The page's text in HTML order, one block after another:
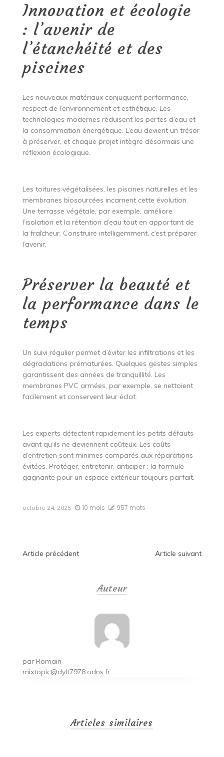
Innovation et écologie
: l’avenir de
l’étanchéité et des
piscines
Les nouveaux matériaux conjuguent performance,
respect de l’environnement et esthétique. Les
technologies modernes réduisent les pertes d’eau et
la consommation énergétique. L’eau devient un trésor
à préserver, et chaque projet intègre désormais une
réflexion écologique.
Les toitures végétalisées, les piscines naturelles et les
membranes biosourcées incarnent cette évolution.
Une terrasse végétale, par exemple, améliore
l’isolation et la rétention d’eau tout en apportant de
la fraîcheur. Construire intelligemment, c’est préparer
l’avenir.
Préserver la beauté et
la performance dans le
temps
Un suivi régulier permet d’éviter les infiltrations et les
dégradations prématurées. Quelques gestes simples
garantissent des années de tranquillité. Les
membranes PVC armées, par exemple, se nettoient
facilement et conservent leur éclat.
Les experts détectent rapidement les petits défauts
avant qu’ils ne deviennent coûteux. Les coûts
d’entretien sont minimes comparés aux réparations
évitées. Protéger, entretenir, anticiper : la formule
gagnante pour un espace extérieur toujours parfait.
octobre 24, 2025 10 mois 957 mots
Navigation
Article précédent Article suivant
Auteur
par Romain
mixtopic@dylt7978.odns.fr
Articles similaires